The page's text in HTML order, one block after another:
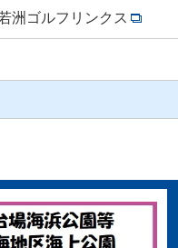
洲ゴルフリンクス